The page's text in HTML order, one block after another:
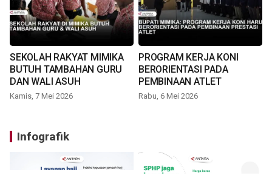
SEKOLAH RAKYAT MIMIKA
BUTUH TAMBAHAN GURU
DAN WALI ASUH
Kamis, 7 Mei 2026
PROGRAM KERJA KONI
BERORIENTASI PADA
PEMBINAAN ATLET
Rabu, 6 Mei 2026
Infografik